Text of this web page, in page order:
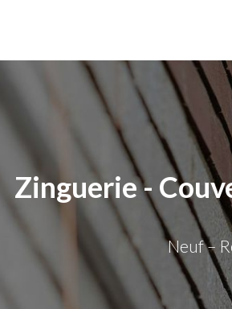
Zinguerie -
Neuf –